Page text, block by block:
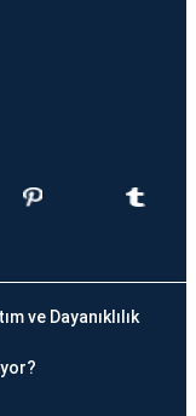
ve Dayanıklılık